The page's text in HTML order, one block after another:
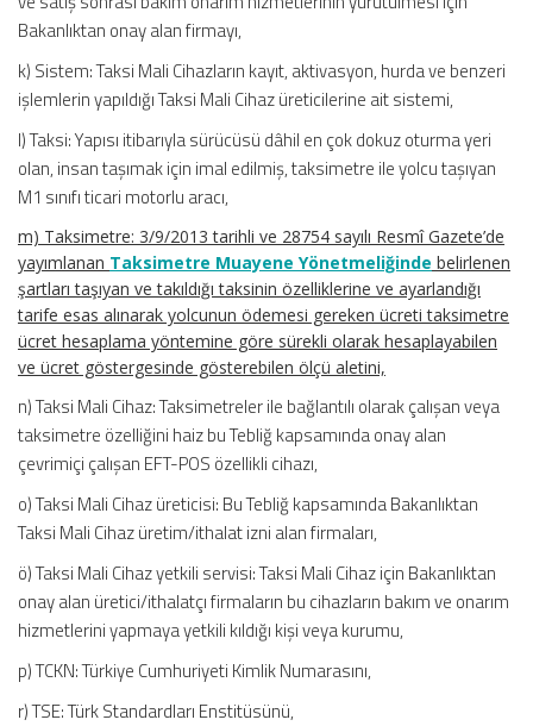
Bakanlıktan onay alan firmayı,
k) Sistem: Taksi Mali Cihazların kayıt, aktivasyon, hurda ve benzeri
işlemlerin yapıldığı Taksi Mali Cihaz üreticilerine ait sistemi,
l) Taksi: Yapısı itibarıyla sürücüsü dâhil en çok dokuz oturma yeri
olan, insan taşımak için imal edilmiş, taksimetre ile yolcu taşıyan
M1 sınıfı ticari motorlu aracı,
m) Taksimetre: 3/9/2013 tarihli ve 28754 sayılı Resmî Gazete’de
yayımlanan Taksimetre Muayene Yönetmeliğinde belirlenen
şartları taşıyan ve takıldığı taksinin özelliklerine ve ayarlandığı
tarife esas alınarak yolcunun ödemesi gereken ücreti taksimetre
ücret hesaplama yöntemine göre sürekli olarak hesaplayabilen
ve ücret göstergesinde gösterebilen ölçü aletini,
n) Taksi Mali Cihaz: Taksimetreler ile bağlantılı olarak çalışan veya
taksimetre özelliğini haiz bu Tebliğ kapsamında onay alan
çevrimiçi çalışan EFT-POS özellikli cihazı,
o) Taksi Mali Cihaz üreticisi: Bu Tebliğ kapsamında Bakanlıktan
Taksi Mali Cihaz üretim/ithalat izni alan firmaları,
ö) Taksi Mali Cihaz yetkili servisi: Taksi Mali Cihaz için Bakanlıktan
onay alan üretici/ithalatçı firmaların bu cihazların bakım ve onarım
hizmetlerini yapmaya yetkili kıldığı kişi veya kurumu,
p) TCKN: Türkiye Cumhuriyeti Kimlik Numarasını,
r) TSE: Türk Standardları Enstitüsünü,